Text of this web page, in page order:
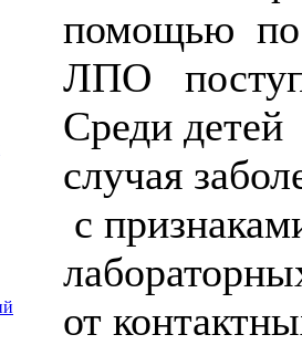
помощью по
ЛПО
Среди детей
случая
с
от